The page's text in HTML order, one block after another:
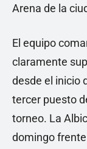
Arena de la
El equipo
claramente
desde el inicio
tercer puesto
torneo. La
domingo